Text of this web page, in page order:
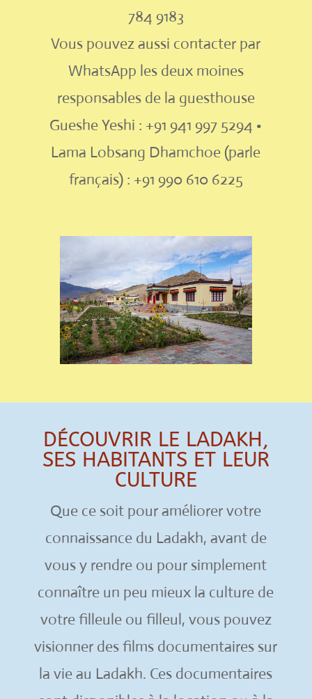
784 9183
Vous pouvez aussi contacter par
WhatsApp les deux moines
responsables de la guesthouse
Gueshe Yeshi : +91 941 997 5294 •
Lama Lobsang Dhamchoe (parle
français) : +91 990 610 6225
DÉCOUVRIR LE LADAKH,
SES HABITANTS ET LEUR
CULTURE
Que ce soit pour améliorer votre
connaissance du Ladakh, avant de
vous y rendre ou pour simplement
connaître un peu mieux la culture de
votre filleule ou filleul, vous pouvez
visionner des films documentaires sur
la vie au Ladakh. Ces documentaires